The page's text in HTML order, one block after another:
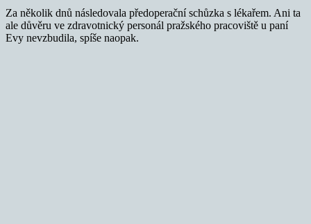
Za několik dnů následovala předoperační schůzka s lékařem. Ani ta
ale důvěru ve zdravotnický personál pražského pracoviště u paní
Evy nevzbudila, spíše naopak.